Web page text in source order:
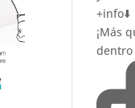
+info⬇️
¡Más
dentro